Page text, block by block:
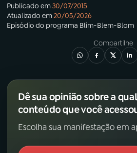
Publicado em30/07/2015
Atualizado em20/05/2026
Episódio do programa Blim-Blem-Blom
Compartilhe
Dê sua opinião sobre a
conteúdo que você
Escolha sua manifestação em